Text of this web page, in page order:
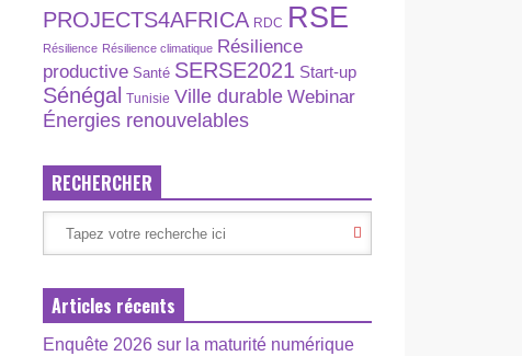
PROJECTS4AFRICA RDC RSE
Résilience Résilience climatique Résilience
productive Santé SERSE2021 Start-up
Sénégal Tunisie Ville durable Webinar
Énergies renouvelables
RECHERCHER
Articles récents
Enquête 2026 sur la maturité numérique